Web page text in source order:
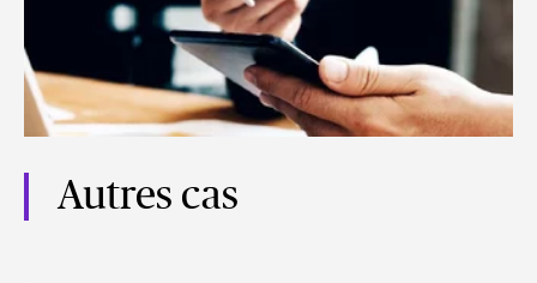
Autres cas